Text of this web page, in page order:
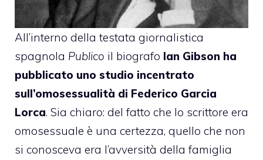
All’interno della testata giornalistica
spagnola Publico il biografo Ian Gibson ha
pubblicato uno studio incentrato
sull’omosessualità di Federico Garcia
Lorca. Sia chiaro: del fatto che lo scrittore era
omosessuale è una certezza, quello che non
si conosceva era l’avversità della famiglia